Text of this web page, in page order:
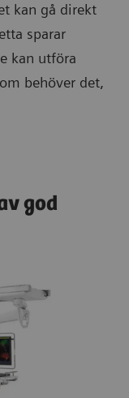
kan gå direkt
sparar
kan utföra
behöver det,
god